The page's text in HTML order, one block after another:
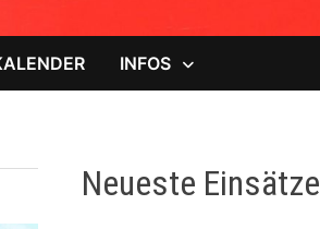
INFOS
Neueste Einsätze